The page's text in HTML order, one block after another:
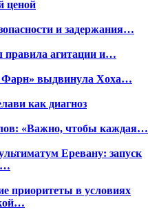
ценой
и задержания…
правила агитации и…
выдвинула Хоха…
как диагноз
«Важно, чтобы каждая…
Еревану: запуск
приоритеты в условиях